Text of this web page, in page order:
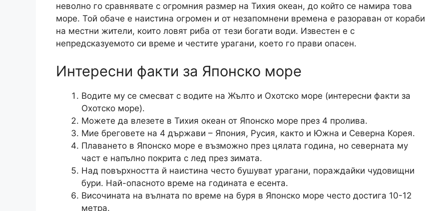
неволно го сравнявате с огромния размер на Тихия океан, до който се намира това
море. Той обаче е наистина огромен и от незапомнени времена е разораван от кораби
на местни жители, които ловят риба от тези богати води. Известен е с
непредсказуемото си време и честите урагани, което го прави опасен.
Интересни факти за Японско море
Водите му се смесват с водите на Жълто и Охотско море (интересни факти за
Охотско море).
Можете да влезете в Тихия океан от Японско море през 4 пролива.
Мие бреговете на 4 държави – Япония, Русия, както и Южна и Северна Корея.
Плаването в Японско море е възможно през цялата година, но северната му
част е напълно покрита с лед през зимата.
Над повърхността й наистина често бушуват урагани, пораждайки чудовищни ​​
бури. Най-опасното време на годината е есента.
Височината на вълната по време на буря в Японско море често достига 10-12
метра.